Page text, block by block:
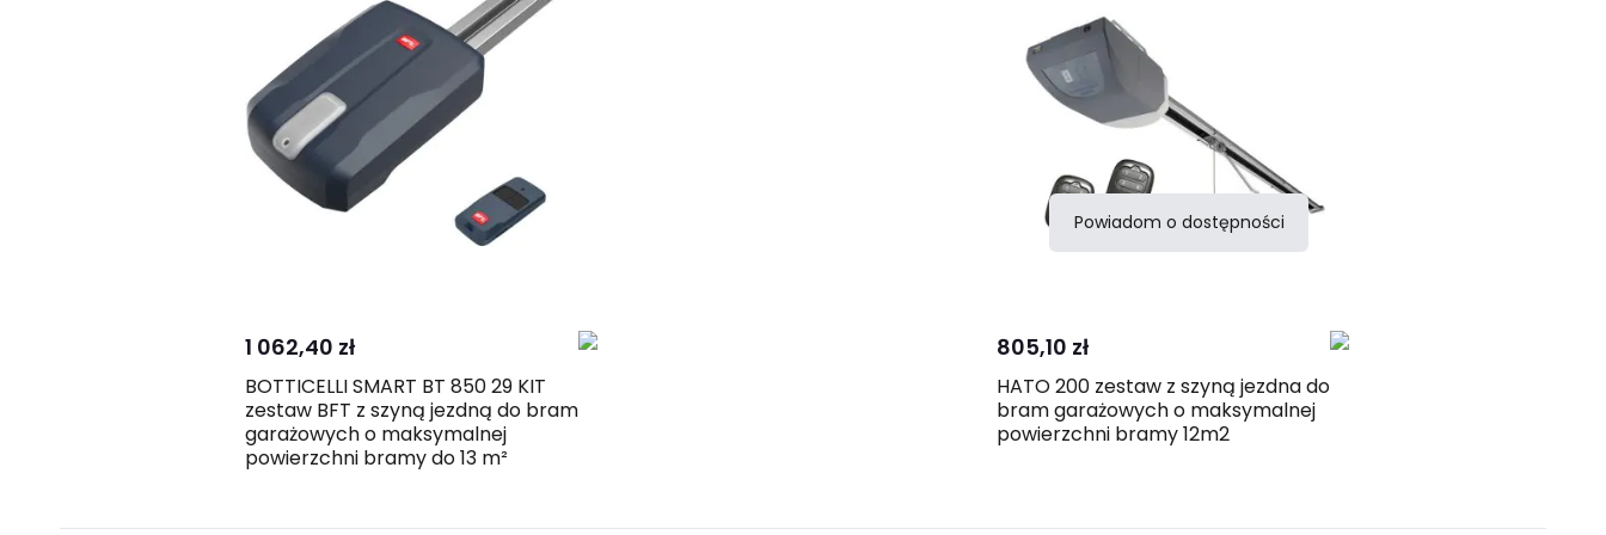
1 062,40 zł
BOTTICELLI SMART BT 850 29 KIT
zestaw BFT z szyną jezdną do bram
garażowych o maksymalnej
powierzchni bramy do 13 m²
Powiadom o dostępności
805,10 zł
HATO 200 zestaw z szyną jezdna do
bram garażowych o maksymalnej
powierzchni bramy 12m2